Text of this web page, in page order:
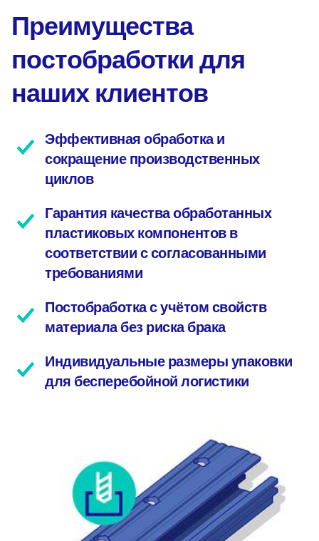
Преимущества
постобработки для
наших клиентов
Эффективная обработка и
сокращение производственных
циклов
Гарантия качества обработанных
пластиковых компонентов в
соответствии с согласованными
требованиями
Постобработка с учётом свойств
материала без риска брака
Индивидуальные размеры упаковки
для бесперебойной логистики